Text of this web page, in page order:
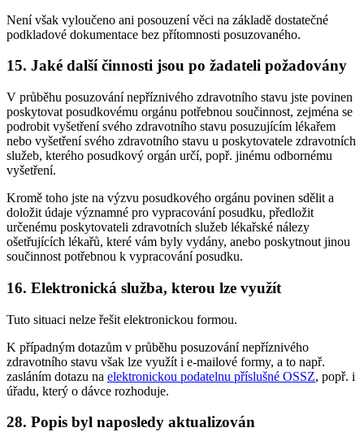
Není však vyloučeno ani posouzení věci na základě dostatečné
podkladové dokumentace bez přítomnosti posuzovaného.
15. Jaké další činnosti jsou po žadateli požadovány
V průběhu posuzování nepříznivého zdravotního stavu jste povinen
poskytovat posudkovému orgánu potřebnou součinnost, zejména se
podrobit vyšetření svého zdravotního stavu posuzujícím lékařem
nebo vyšetření svého zdravotního stavu u poskytovatele zdravotních
služeb, kterého posudkový orgán určí, popř. jinému odbornému
vyšetření.
Kromě toho jste na výzvu posudkového orgánu povinen sdělit a
doložit údaje významné pro vypracování posudku, předložit
určenému poskytovateli zdravotních služeb lékařské nálezy
ošetřujících lékařů, které vám byly vydány, anebo poskytnout jinou
součinnost potřebnou k vypracování posudku.
16. Elektronická služba, kterou lze využít
Tuto situaci nelze řešit elektronickou formou.
K případným dotazům v průběhu posuzování nepříznivého
zdravotního stavu však lze využít i e-mailové formy, a to např.
zasláním dotazu na elektronickou podatelnu příslušné OSSZ, popř. i
úřadu, který o dávce rozhoduje.
28. Popis byl naposledy aktualizován